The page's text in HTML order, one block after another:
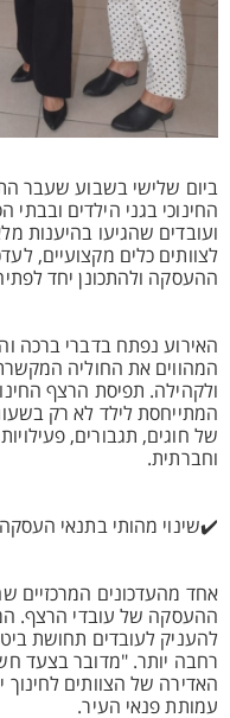
ביום שלישי בשבוע שעבר
החינוכי בגני הילדים
ועובדים שהגיעו בהיענות
לצוותים כלים מקצועיים,
ההעסקה ולהתכונן יחד
האירוע נפתח בדברי ברכה
המהווים את החוליה
ולקהילה. תפיסת הרצף
המתייחסת לילד לא רק
של חוגים, תגבורים,
וחברתית.
✔️שינוי מהותי בתנאי העסקה
אחד מהעדכונים המרכזיים
ההעסקה של עובדי הרצף.
להעניק לעובדים תחושת
רחבה יותר. "מדובר בצעד
האדירה של הצוותים לחינוך
עמותת פנאי העיר.